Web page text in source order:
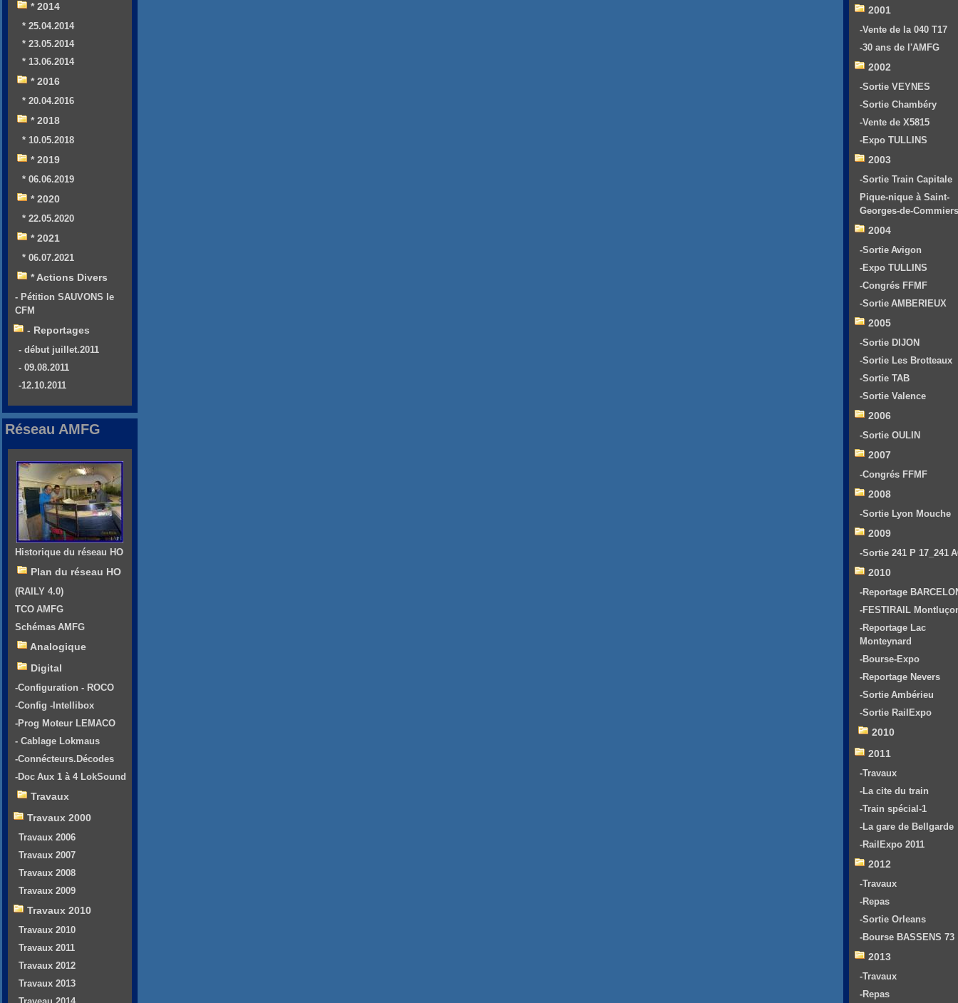
* 2014
* 25.04.2014
* 23.05.2014
* 13.06.2014
* 2016
* 20.04.2016
* 2018
* 10.05.2018
* 2019
* 06.06.2019
* 2020
* 22.05.2020
* 2021
* 06.07.2021
* Actions Divers
- Pétition SAUVONS le
CFM
- Reportages
- début juillet.2011
- 09.08.2011
-12.10.2011
Réseau AMFG
Historique du réseau HO
Plan du réseau HO
(RAILY 4.0)
TCO AMFG
Schémas AMFG
Analogique
Digital
-Configuration - ROCO
-Config -Intellibox
-Prog Moteur LEMACO
- Cablage Lokmaus
-Connécteurs.Décodes
-Doc Aux 1 à 4 LokSound
Travaux
Travaux 2000
Travaux 2006
Travaux 2007
Travaux 2008
Travaux 2009
Travaux 2010
Travaux 2010
Travaux 2011
Travaux 2012
Travaux 2013
2001
-Vente de la 040 T17
-30 ans de l'AMFG
2002
-Sortie VEYNES
-Sortie Chambéry
-Vente de X5815
-Expo TULLINS
2003
-Sortie Train Capitale
Pique-nique à Saint-
Georges-de-Commiers
2004
-Sortie Avigon
-Expo TULLINS
-Congrés FFMF
-Sortie AMBERIEUX
2005
-Sortie DIJON
-Sortie Les Brotteaux
-Sortie TAB
-Sortie Valence
2006
-Sortie OULIN
2007
-Congrés FFMF
2008
-Sortie Lyon Mouche
2009
-Sortie 241 P 17_241
2010
-Reportage
-FESTIRAIL
-Reportage Lac
Monteynard
-Bourse-Expo
-Reportage Nevers
-Sortie Ambérieu
-Sortie RailExpo
2010
2011
-Travaux
-La cite du train
-Train spécial-1
-La gare de Bellgarde
-RailExpo 2011
2012
-Travaux
-Repas
-Sortie Orleans
-Bourse BASSENS 73
2013
-Travaux
-Repas